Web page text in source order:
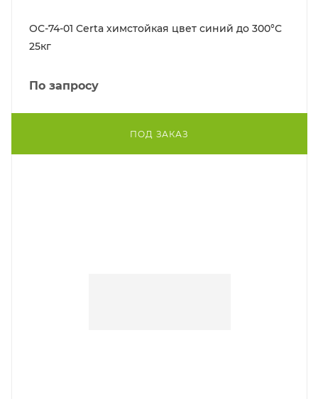
ОС-74-01 Certa химстойкая цвет синий до 300°С
25кг
По запросу
ПОД ЗАКАЗ